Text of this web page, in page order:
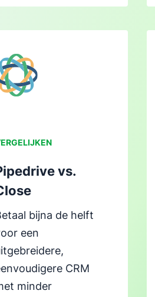
vs.
bijna de helft
een
CRM
minder
Opent in nieuw venster